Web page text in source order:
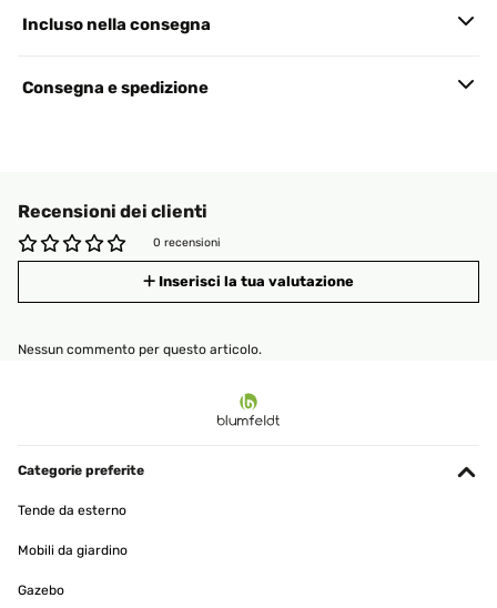
Incluso nella consegna
Consegna e spedizione
Recensioni dei clienti
0 recensioni
Inserisci la tua valutazione
Nessun commento per questo articolo.
Categorie preferite
Tende da esterno
Mobili da giardino
Gazebo